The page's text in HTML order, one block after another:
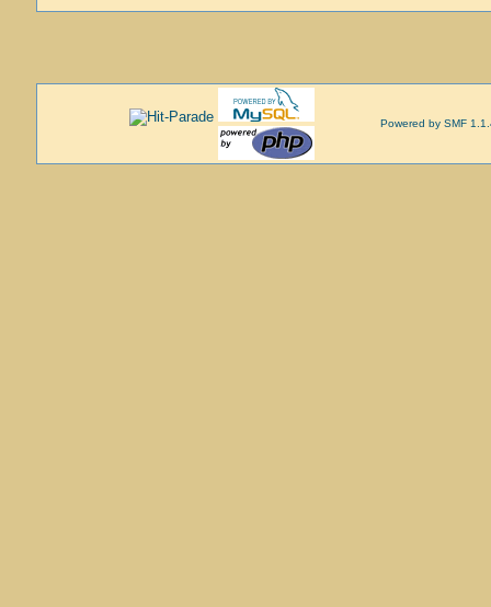
Powered by SMF